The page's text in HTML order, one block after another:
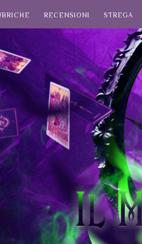
RECENSIONI STREGA